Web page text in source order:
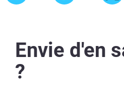
Envie d'en
?